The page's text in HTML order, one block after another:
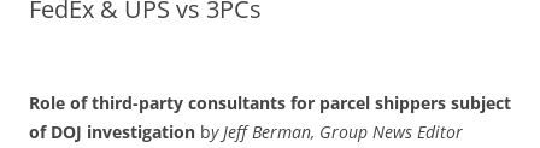
FedEx & UPS vs 3PCs
Role of third-party consultants for parcel shippers subject
of DOJ investigation by Jeff Berman, Group News Editor